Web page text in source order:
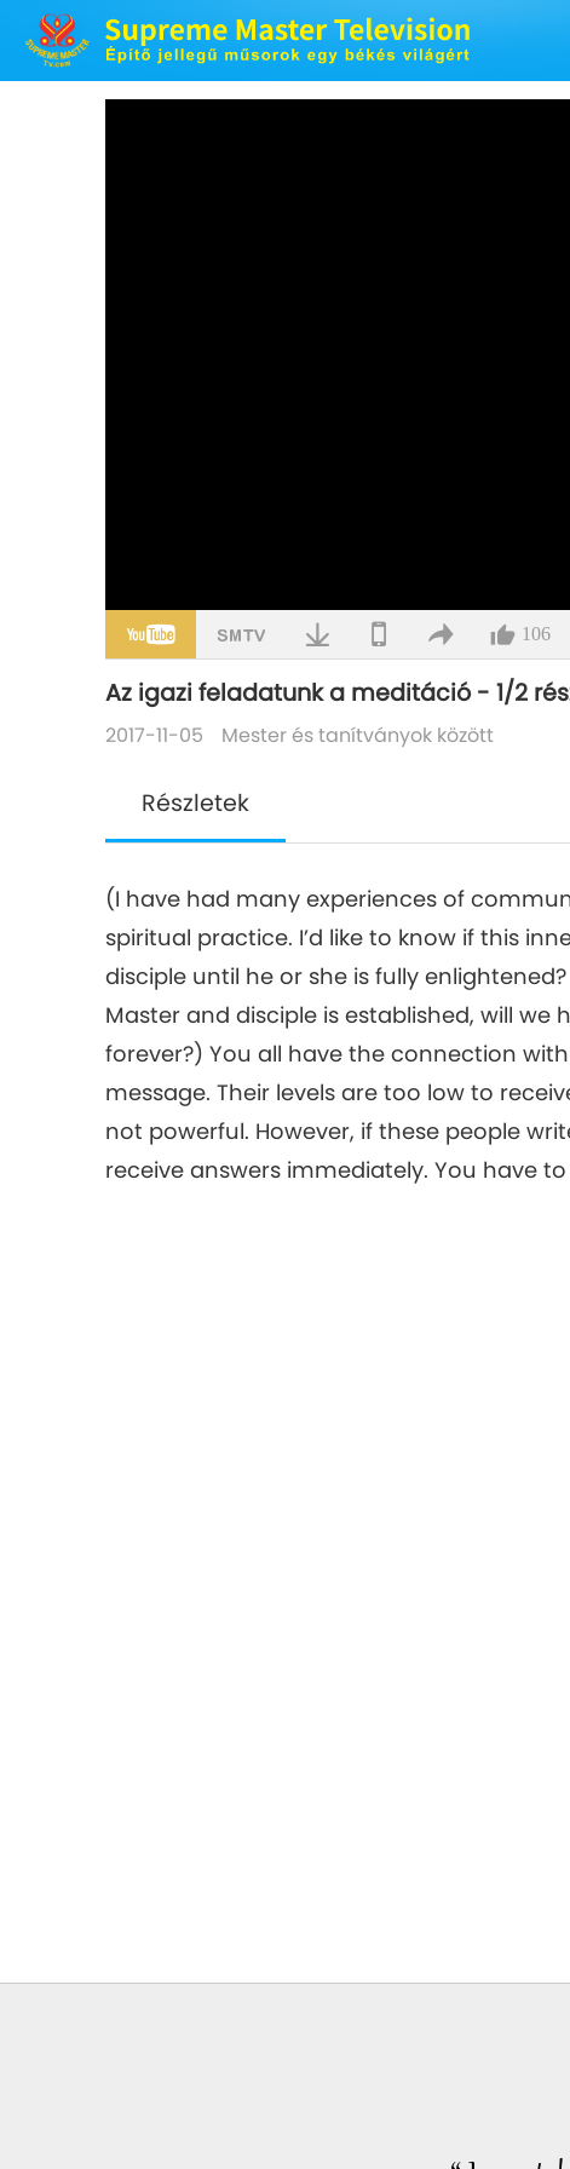
106
Az igazi feladatunk a meditáció - 1/2
2017-11-05 Mester és tanítványok között
Részletek
(I have had many experiences of
spiritual practice. I’d like to know if this
disciple until he or she is fully
Master and disciple is established, will
forever?) You all have the connection
message. Their levels are too low to
not powerful. However, if these people
receive answers immediately. You have